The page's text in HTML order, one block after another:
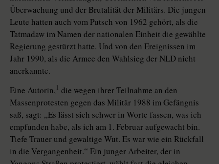
Überwachung und der Brutalität der Militärs. Die jungen
Leute hatten auch vom Putsch von 1962 gehört, als die
Tatmadaw im Namen der nationalen Einheit die gewählte
Regierung gestürzt hatte. Und von den Ereignissen im
Jahr 1990, als die Armee den Wahlsieg der NLD nicht
anerkannte.
Eine Autorin, 1 die wegen ihrer Teilnahme an den
Massenprotesten gegen das Militär 1988 im Gefängnis
saß, sagt: „Es lässt sich schwer in Worte fassen, was ich
empfunden habe, als ich am 1. Februar aufgewacht bin.
Tiefe Trauer und gewaltige Wut. Es war wie ein Rückfall
in die Vergangenheit.“ Ein junger Arbeiter, der in